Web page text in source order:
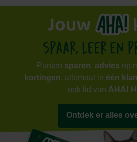
Punten sparen,advies op
kortingen, allemaal in één
ook lid vanAHA!
Ontdek er alles